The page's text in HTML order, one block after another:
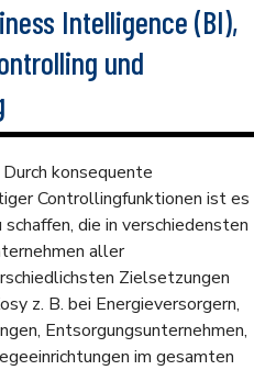
Intelligence (BI),
und
konsequente
Controllingfunktionen ist es
die in verschiedensten
aller
Zielsetzungen
z. B. bei Energieversorgern,
Entsorgungsunternehmen,
im gesamten